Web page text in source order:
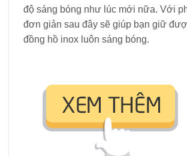
độ sáng bóng như lúc mới nữa. Với
đơn giản sau đây sẽ giúp bạn giữ
đồng hồ inox luôn sáng bóng.